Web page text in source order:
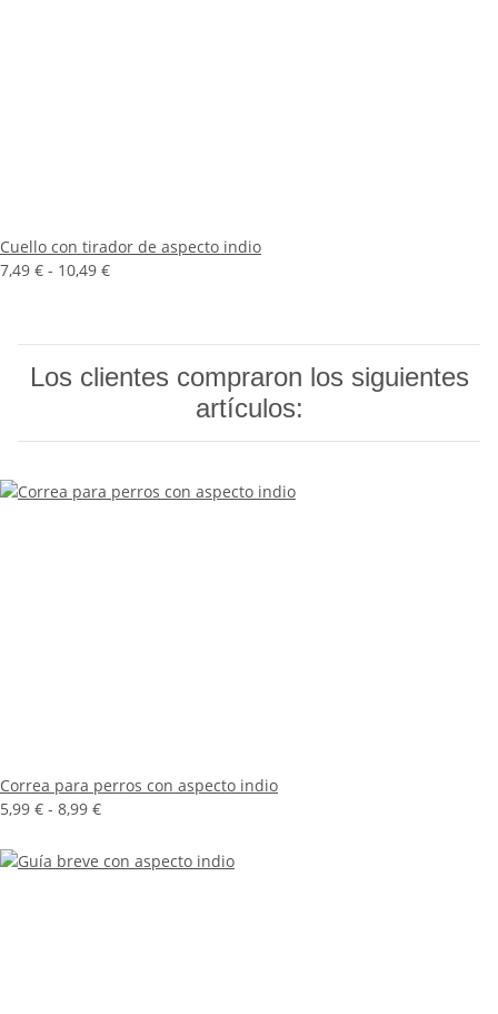
Cuello con tirador de aspecto indio
7,49 € - 10,49 €
Los clientes compraron los siguientes
artículos:
Correa para perros con aspecto indio
5,99 € - 8,99 €